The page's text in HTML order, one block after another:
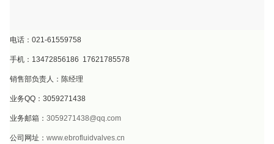
电话：021-61559758
手机：13472856186 17621785578
销售部负责人：陈经理
业务QQ：3059271438
业务邮箱： 3059271438@qq.com
公司网址： www.ebrofluidvalves.cn